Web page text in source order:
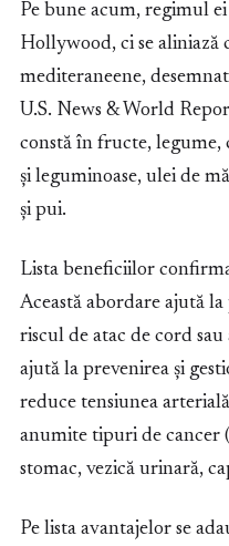
Pe bune acum, regimul
Hollywood, ci se aliniază
mediteraneene,
U.S. News & World
constă în fructe, legume,
și leguminoase, ulei de
și pui.
Lista beneficiilor
Această abordare ajută
riscul de atac de cord
ajută la prevenirea și
reduce tensiunea
anumite tipuri de cancer
stomac, vezică urinară,
Pe lista avantajelor se